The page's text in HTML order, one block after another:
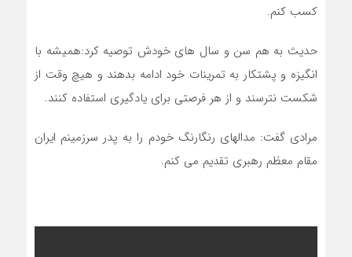
کسب کنم.
حدیث به هم سن و سال های خودش توصیه کرد:همیشه با
انگیزه و پشتکار به تمرینات خود ادامه بدهند و هیچ وقت از
شکست نترسند و از هر فرصتی برای یادگیری استفاده کنند.
مرادی گفت: مدالهای رنگارنگ خودم را به پدر سرزمینم ایران
مقام معظم رهبری تقدیم می کنم.